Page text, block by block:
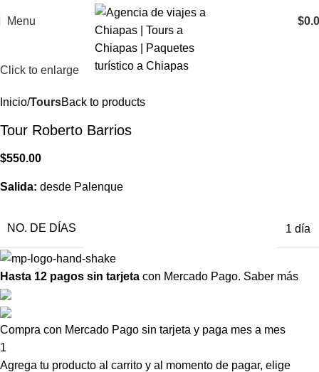
Menu $
Click to enlarge
Inicio ToursBack to products
Tour Roberto Barrios
$550.00
Salida: desde Palenque
NO. DE DÍAS 1 día
Hasta 12 pagos sin tarjeta con Mercado Pago. Saber más
Compra con Mercado Pago sin tarjeta y paga mes a mes
1
Agrega tu producto al carrito y al momento de pagar, elige